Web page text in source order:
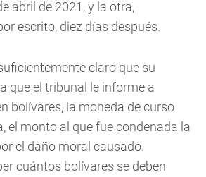
abril de 2021, y la otra,
escrito, diez días después.
claro que su
que el tribunal le informe a
bolívares, la moneda de curso
el monto al que fue condenada la
el daño moral causado.
cuántos bolívares se deben